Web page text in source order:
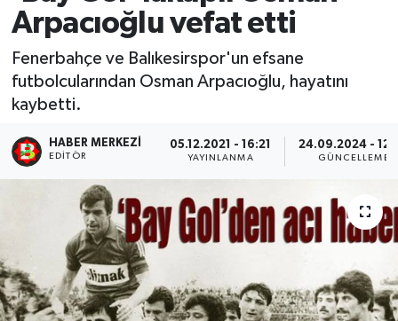
Arpacıoğlu vefat etti
Fenerbahçe ve Balıkesirspor'un efsane
futbolcularından Osman Arpacıoğlu, hayatını
kaybetti.
HABER MERKEZI
EDITÖR
05.12.2021 - 16:21
YAYINLANMA
24.09.2024 -
GÜNCELLEME